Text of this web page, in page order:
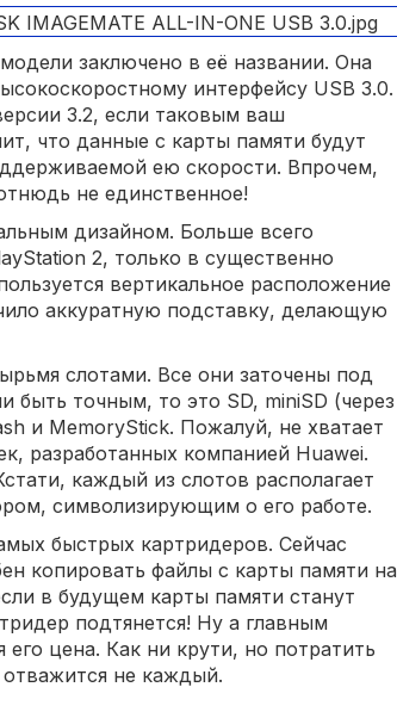
заключено в её названии. Она
интерфейсу USB 3.0.
3.2, если таковым ваш
что данные с карты памяти будут
ею скорости. Впрочем,
не единственное!
дизайном. Больше всего
2, только в существенно
вертикальное расположение
аккуратную подставку, делающую
слотами. Все они заточены под
быть точным, то это SD, miniSD (через
и MemoryStick. Пожалуй, не хватает
разработанных компанией Huawei.
каждый из слотов располагает
символизирующим о его работе.
быстрых картридеров. Сейчас
копировать файлы с карты памяти на
в будущем карты памяти станут
подтянется! Ну а главным
его цена. Как ни крути, но потратить
отважится не каждый.